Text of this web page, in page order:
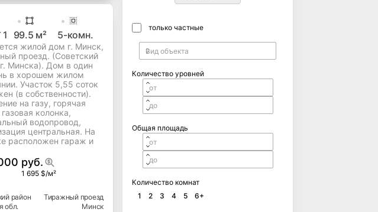
1
99.5 м² 5-комн.
жилой дом г. Минск,
проезд. (Советский
Минска). Дом в один
в хорошем жилом
Участок 5,55 соток
(в собственности).
на газу, горячая
колонка,
водопровод,
центральная. На
расположен гараж и
руб.
1 695 $/м²
район
обл.
Тиражный проезд
Минск
только частные
Количество уровней
Общая площадь
Количество комнат
1
2 3 4 5 6+